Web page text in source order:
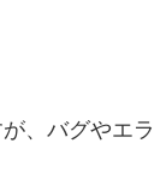
、バグやエラ